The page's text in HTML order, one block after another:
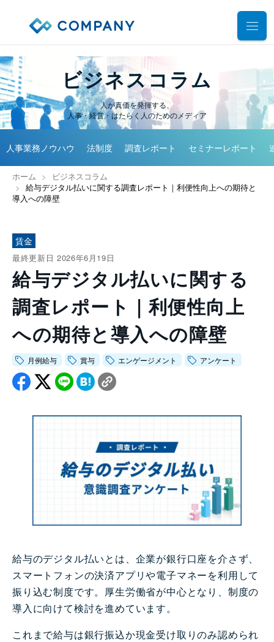
業務別ソリューション
人事管理
給与計算
勤怠管理
雇用手続管理
ID管理
公共・公益法人向け
サポート
導入・運用サポート
システム選定支援コンサルティングサービス
プロフェッショナルサービス
ユーザーコミッティ
アウトソーシング（WBS）
導入事例
セミナー
デモ動画
会社情報
会社情報トップ
企業理念
会社概要
ニュース
CEO挨拶
制度・文化
採用情報
資料ダウンロード お問い合わせ
03-5575-5277
受付時間9:30〜18:30（土日祝日を除く）
ビジネスコラム
人が真価を発揮する、
人事・経営・はたらく人のためのメディア
人事業務ノウハウ 法制度 調査レポート セミナーレポート
ホーム
ビジネスコラム
給与デジタル払いに関する調査レポート｜利便性向上への期待と
導入への障壁
賃金
最終更新日 2026年6月19日
給与デジタル払いに関する
調査レポート｜利便性向上
への期待と導入への障壁
月例給与 賞与 エンゲージメント アンケート
給与のデジタル払いとは、企業が銀行口座を介さず、
スマートフォンの決済アプリや電子マネーを利用して
振り込む制度です。厚生労働省が中心となり、制度の
導入に向けて検討を進めています。
これまで給与は銀行振込か現金受け取りのみ認められ